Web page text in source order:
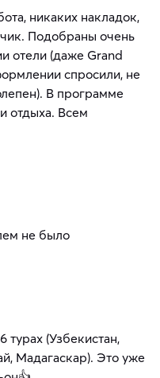
никаких накладок,
Подобраны очень
отели (даже Grand
спросили, не
В программе
отдыха. Всем
не было
(Узбекистан,
Мадагаскар). Это уже